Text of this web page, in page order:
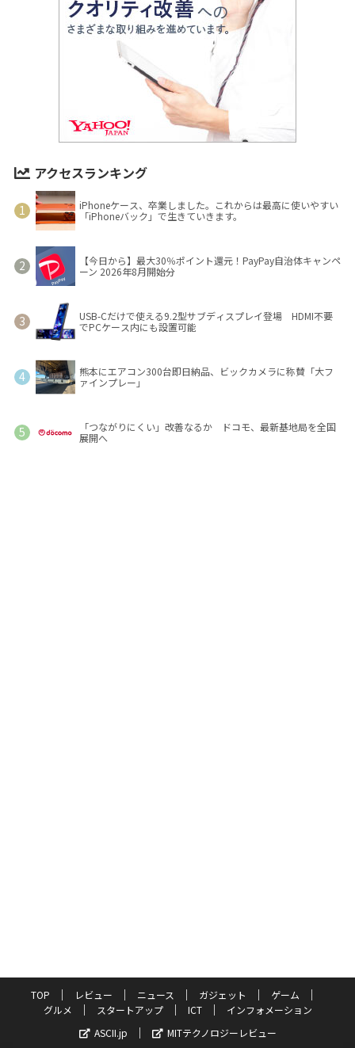
アクセスランキング
iPhoneケース、卒業しました。これからは最高に使いやすい
「iPhoneバック」で生きていきます。
【今日から】最大30％ポイント還元！PayPay自治体キャンペ
ーン 2026年8月開始分
USB-Cだけで使える9.2型サブディスプレイ登場 HDMI不要
でPCケース内にも設置可能
熊本にエアコン300台即日納品、ビックカメラに称賛「大フ
ァインプレー」
「つながりにくい」改善なるか ドコモ、最新基地局を全国
展開へ
TOP レビュー ニュース ガジェット
ゲーム
グルメ
スタートアップ ICT
インフォメーション
ASCII.jp
MITテクノロジーレビュー